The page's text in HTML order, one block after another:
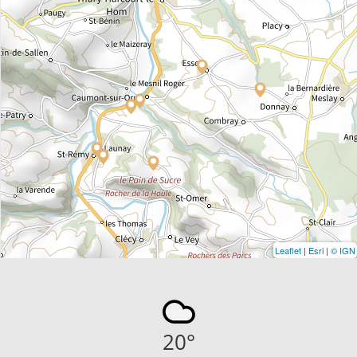
Leaflet | Esri | © IGN
20°